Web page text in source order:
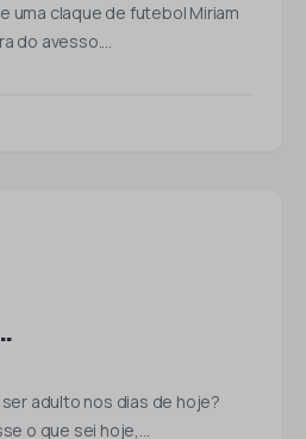
uma claque de futebol Miriam
do avesso.…
adulto nos dias de hoje?
o que sei hoje,…